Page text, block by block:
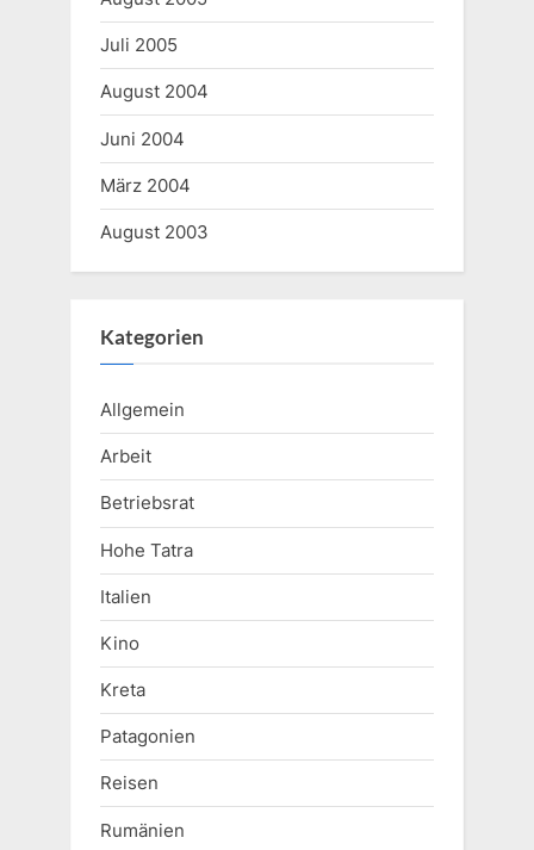
Juli 2005
August 2004
Juni 2004
März 2004
August 2003
Kategorien
Allgemein
Arbeit
Betriebsrat
Hohe Tatra
Italien
Kino
Kreta
Patagonien
Reisen
Rumänien